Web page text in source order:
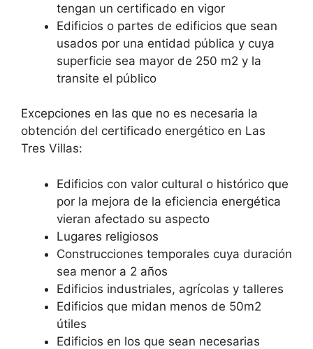
tengan un certificado en vigor
Edificios o partes de edificios que sean
usados por una entidad pública y cuya
superficie sea mayor de 250 m2 y la
transite el público
Excepciones en las que no es necesaria la
obtención del certificado energético en Las
Tres Villas:
Edificios con valor cultural o histórico que
por la mejora de la eficiencia energética
vieran afectado su aspecto
Lugares religiosos
Construcciones temporales cuya duración
sea menor a 2 años
Edificios industriales, agrícolas y talleres
Edificios que midan menos de 50m2
útiles
Edificios en los que sean necesarias